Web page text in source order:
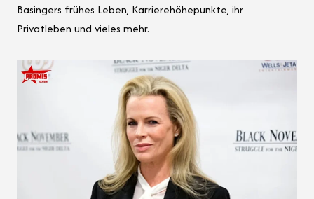
Basingers frühes Leben, Karrierehöhepunkte, ihr
Privatleben und vieles mehr.